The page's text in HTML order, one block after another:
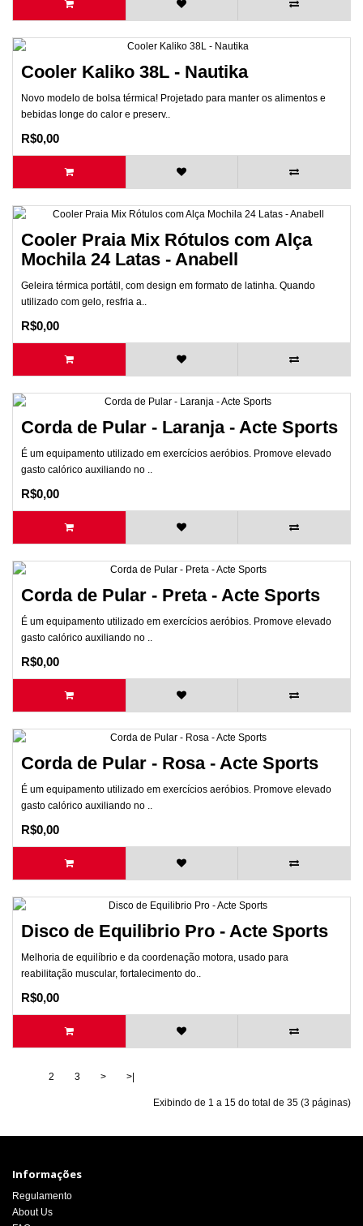
Cooler Kaliko 38L - Nautika
Novo modelo de bolsa térmica! Projetado para manter os alimentos e
bebidas longe do calor e preserv..
R$0,00
Cooler Praia Mix Rótulos com Alça
Mochila 24 Latas - Anabell
Geleira térmica portátil, com design em formato de latinha. Quando
utilizado com gelo, resfria a..
R$0,00
Corda de Pular - Laranja - Acte Sports
É um equipamento utilizado em exercícios aeróbios. Promove elevado
gasto calórico auxiliando no ..
R$0,00
Corda de Pular - Preta - Acte Sports
É um equipamento utilizado em exercícios aeróbios. Promove elevado
gasto calórico auxiliando no ..
R$0,00
Corda de Pular - Rosa - Acte Sports
É um equipamento utilizado em exercícios aeróbios. Promove elevado
gasto calórico auxiliando no ..
R$0,00
Disco de Equilibrio Pro - Acte Sports
Melhoria de equilíbrio e da coordenação motora, usado para
reabilitação muscular, fortalecimento do..
R$0,00
2 3 > >|
Exibindo de 1 a 15 do total de 35 (3 páginas)
Informações
Regulamento
About Us